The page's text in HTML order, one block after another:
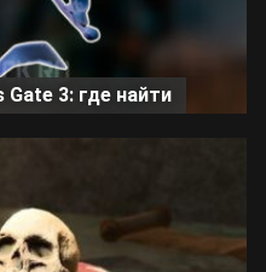
Gate 3: где найти